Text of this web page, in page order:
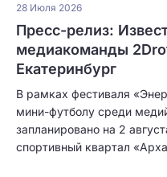
28 Июля 2026
Пресс-релиз:
медиакоманды
Екатеринбург
В рамках фестиваля
мини-футболу среди
запланировано на 2
спортивный квартал